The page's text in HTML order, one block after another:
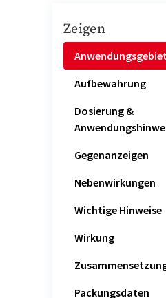
Zeigen
Aufbewahrung
Dosierung &
Gegenanzeigen
Nebenwirkungen
Wichtige Hinweise
Wirkung
Packungsdaten